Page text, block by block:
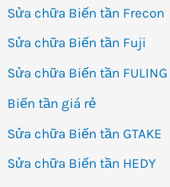
Sửa chữa Biến tần Frecon
Sửa chữa Biến tần Fuji
Sửa chữa Biến tần FULING
Biến tần giá rẻ
Sửa chữa Biến tần GTAKE
Sửa chữa Biến tần HEDY